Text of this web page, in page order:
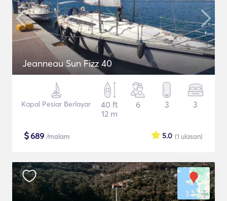
Jeanneau Sun Fizz 40
Kapal Pesiar Berlayar
40 ft
12 m
6 3 3
$689 /malam (1 ulasan)
5.0